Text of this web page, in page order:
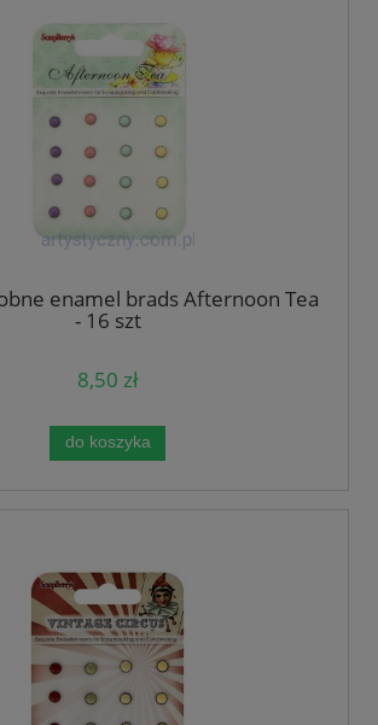
enamel brads Afternoon Tea
- 16 szt
8,50 zł
do koszyka